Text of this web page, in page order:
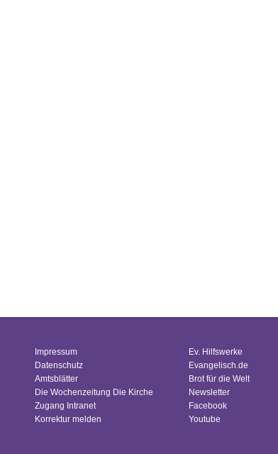
Impressum
Datenschutz
Amtsblätter
Die Wochenzeitung Die Kirche
Zugang Intranet
Korrektur melden
Ev. Hilfswerke
Evangelisch.de
Brot für die Welt
Newsletter
Facebook
Youtube